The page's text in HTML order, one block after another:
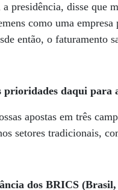
a presidência, disse que
como uma
então, o faturamento
prioridades daqui para
apostas em três
setores tradicionais,
dos BRICS